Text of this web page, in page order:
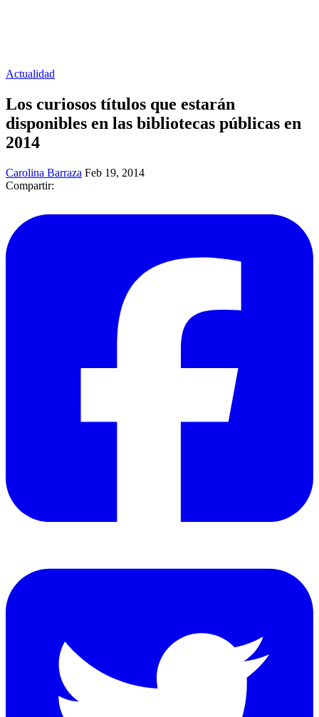
Actualidad
Los curiosos títulos que estarán
disponibles en las bibliotecas públicas en
2014
Carolina Barraza Feb 19, 2014
Compartir: